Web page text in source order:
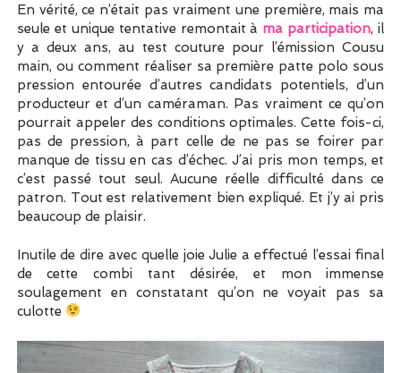
En vérité, ce n’était pas vraiment une première, mais ma
seule et unique tentative remontait à ma participation, il
y a deux ans, au test couture pour l’émission Cousu
main, ou comment réaliser sa première patte polo sous
pression entourée d’autres candidats potentiels, d’un
producteur et d’un caméraman. Pas vraiment ce qu’on
pourrait appeler des conditions optimales. Cette fois-ci,
pas de pression, à part celle de ne pas se foirer par
manque de tissu en cas d’échec. J’ai pris mon temps, et
c’est passé tout seul. Aucune réelle difficulté dans ce
patron. Tout est relativement bien expliqué. Et j’y ai pris
beaucoup de plaisir.
Inutile de dire avec quelle joie Julie a effectué l’essai final
de cette combi tant désirée, et mon immense
soulagement en constatant qu’on ne voyait pas sa
culotte